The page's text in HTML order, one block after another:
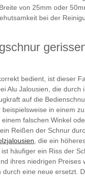
von 25mm oder
bei der
bedient, ist dieser
Alu Jalousien, die durch
auf die
in einem
falschen Winkel
Reißen der Schnur
, die ein
häufiger ein Riss der
ihres niedrigen Preises
durch eine neue ersetzt.